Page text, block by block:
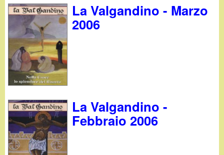
La Valgandino - Marzo
2006
La Valgandino -
Febbraio 2006